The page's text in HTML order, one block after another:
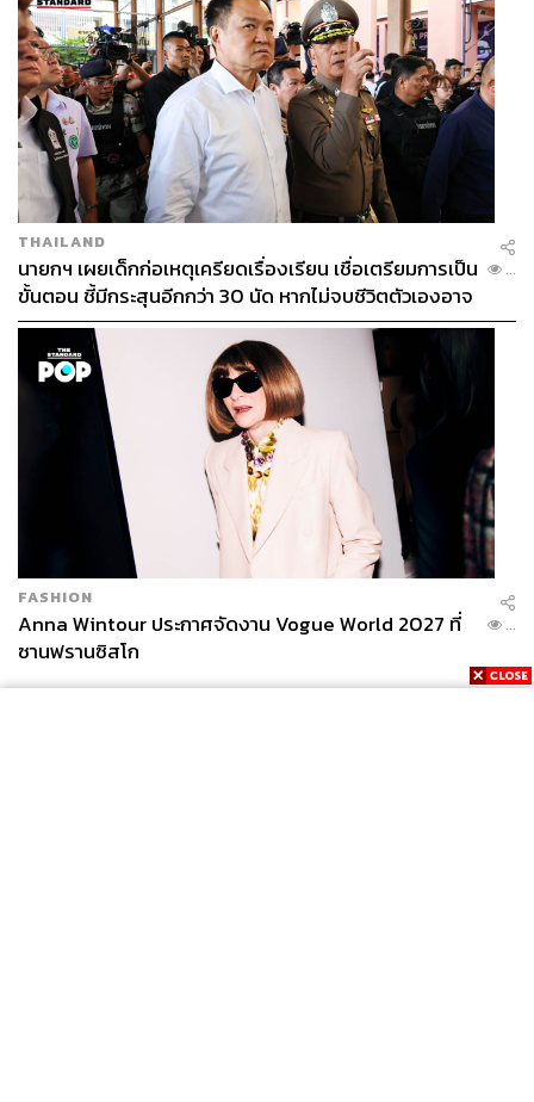
THAILAND
นายกฯ เผยเด็กก่อเหตุเครียดเรื่องเรียน เชื่อเตรียมการเป็น
ขั้นตอน ชี้มีกระสุนอีกกว่า 30 นัด หากไม่จบชีวิตตัวเองอาจ
สูญเสียเพิ่ม
...
FASHION
Anna Wintour ประกาศจัดงาน Vogue World 2027 ที่
ซานฟรานซิสโก
...